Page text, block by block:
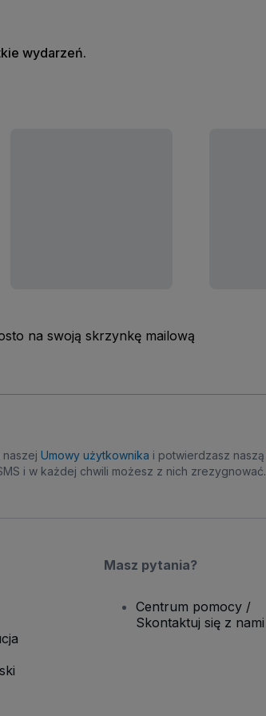
wydarzeń.
na swoją skrzynkę mailową
Umowy użytkownika i potwierdzasz naszą
i w każdej chwili możesz z nich zrezygnować.
Masz pytania?
Centrum pomocy /
Skontaktuj się z nami